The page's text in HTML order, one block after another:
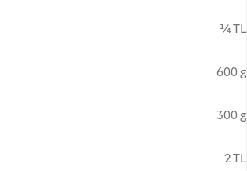
¼ TL
600 g
300 g
2 TL